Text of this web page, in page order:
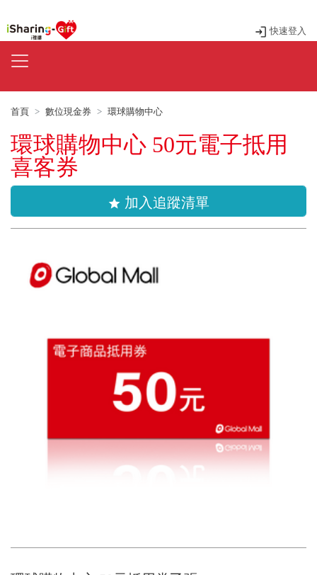
快速登入
首頁 數位現金券 環球購物中心
環球購物中心 50元電子抵用
喜客券
star 加入追蹤清單